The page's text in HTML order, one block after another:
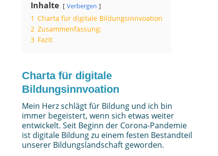
Inhalte Verbergen
1 Charta für digitale Bildungsinnvoation
2 Zusammenfassung:
3 Fazit
Charta für digitale
Bildungsinnvoation
Mein Herz schlägt für Bildung und ich bin
immer begeistert, wenn sich etwas weiter
entwickelt. Seit Beginn der Corona-Pandemie
ist digitale Bildung zu einem festen Bestandteil
unserer Bildungslandschaft geworden.